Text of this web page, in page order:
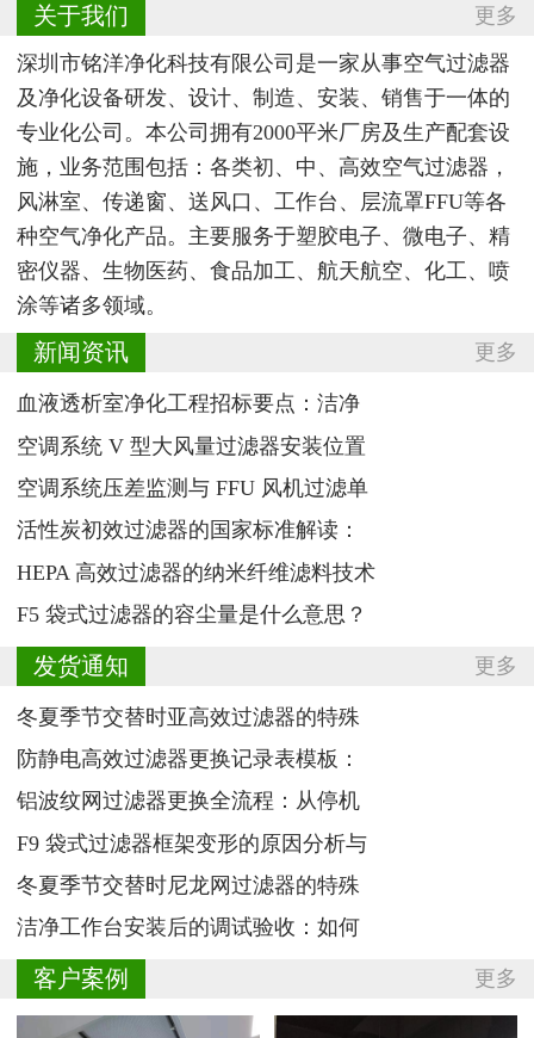
更多
关于我们
深圳市铭洋净化科技有限公司是一家从事空气过滤器
及净化设备研发、设计、制造、安装、销售于一体的
专业化公司。本公司拥有2000平米厂房及生产配套设
施，业务范围包括：各类初、中、高效空气过滤器，
风淋室、传递窗、送风口、工作台、层流罩FFU等各
种空气净化产品。主要服务于塑胶电子、微电子、精
密仪器、生物医药、食品加工、航天航空、化工、喷
涂等诸多领域。
更多
新闻资讯
血液透析室净化工程招标要点：洁净
空调系统 V 型大风量过滤器安装位置
空调系统压差监测与 FFU 风机过滤单
活性炭初效过滤器的国家标准解读：
HEPA 高效过滤器的纳米纤维滤料技术
F5 袋式过滤器的容尘量是什么意思？
更多
发货通知
冬夏季节交替时亚高效过滤器的特殊
防静电高效过滤器更换记录表模板：
铝波纹网过滤器更换全流程：从停机
F9 袋式过滤器框架变形的原因分析与
冬夏季节交替时尼龙网过滤器的特殊
洁净工作台安装后的调试验收：如何
更多
客户案例